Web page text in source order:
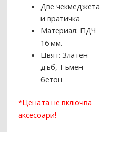
Две чекмеджета
и вратичка
Материал: ПДЧ
16 мм.
Цвят: Златен
дъб, Тъмен
бетон
*Цената не включва
аксесоари!